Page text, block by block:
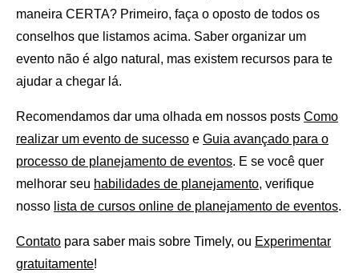
maneira CERTA? Primeiro, faça o oposto de todos os
conselhos que listamos acima. Saber organizar um
evento não é algo natural, mas existem recursos para te
ajudar a chegar lá.
Recomendamos dar uma olhada em nossos posts Como
realizar um evento de sucesso e Guia avançado para o
processo de planejamento de eventos. E se você quer
melhorar seu habilidades de planejamento, verifique
nosso lista de cursos online de planejamento de eventos.
Contato para saber mais sobre Timely, ou Experimentar
gratuitamente!